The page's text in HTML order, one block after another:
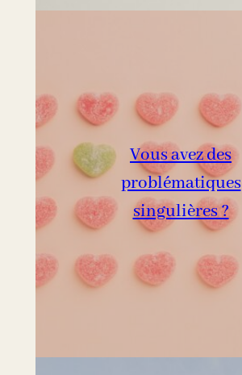
Vous avez des
problématiques
singulières ?